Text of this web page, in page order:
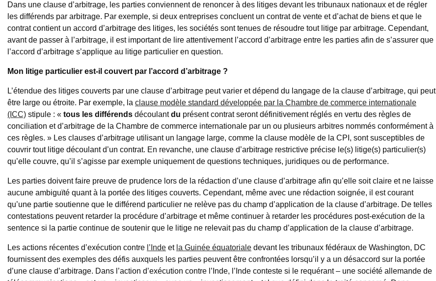
Dans une clause d’arbitrage, les parties conviennent de renoncer à des litiges devant les tribunaux nationaux et de régler
les différends par arbitrage. Par exemple, si deux entreprises concluent un contrat de vente et d’achat de biens et que le
contrat contient un accord d’arbitrage des litiges, les sociétés sont tenues de résoudre tout litige par arbitrage. Cependant,
avant de passer à l’arbitrage, il est important de lire attentivement l’accord d’arbitrage entre les parties afin de s’assurer que
l’accord d’arbitrage s’applique au litige particulier en question.
Mon litige particulier est-il couvert par l’accord d’arbitrage ?
L’étendue des litiges couverts par une clause d’arbitrage peut varier et dépend du langage de la clause d’arbitrage, qui peut
être large ou étroite. Par exemple, la clause modèle standard développée par la Chambre de commerce internationale
(ICC) stipule : « tous les différends découlantdu présent contrat seront définitivement réglés en vertu des règles de
conciliation et d’arbitrage de la Chambre de commerce internationale par un ou plusieurs arbitres nommés conformément à
ces règles. » Les clauses d’arbitrage utilisant un langage large, comme la clause modèle de la CPI, sont susceptibles de
couvrir tout litige découlant d’un contrat. En revanche, une clause d’arbitrage restrictive précise le(s) litige(s) particulier(s)
qu’elle couvre, qu’il s’agisse par exemple uniquement de questions techniques, juridiques ou de performance.
Les parties doivent faire preuve de prudence lors de la rédaction d’une clause d’arbitrage afin qu’elle soit claire et ne laisse
aucune ambiguïté quant à la portée des litiges couverts. Cependant, même avec une rédaction soignée, il est courant
qu’une partie soutienne que le différend particulier ne relève pas du champ d’application de la clause d’arbitrage. De telles
contestations peuvent retarder la procédure d’arbitrage et même continuer à retarder les procédures post-exécution de la
sentence si la partie continue de soutenir que le litige ne relevait pas du champ d’application de la clause d’arbitrage.
Les actions récentes d’exécution contre l’Inde et la Guinée équatoriale devant les tribunaux fédéraux de Washington, DC
fournissent des exemples des défis auxquels les parties peuvent être confrontées lorsqu’il y a un désaccord sur la portée
d’une clause d’arbitrage. Dans l’action d’exécution contre l’Inde, l’Inde conteste si le requérant – une société allemande de